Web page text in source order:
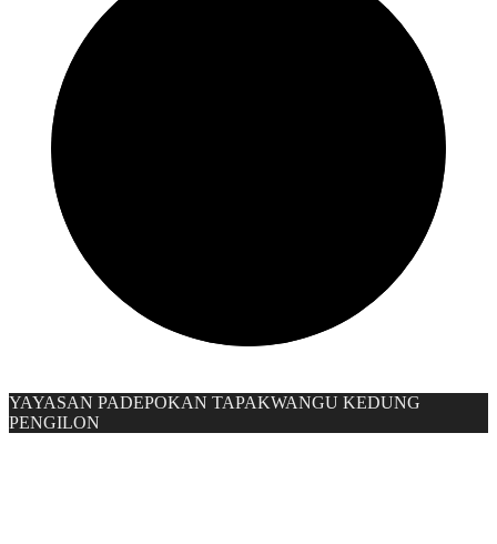
YAYASAN PADEPOKAN TAPAKWANGU KEDUNG
PENGILON